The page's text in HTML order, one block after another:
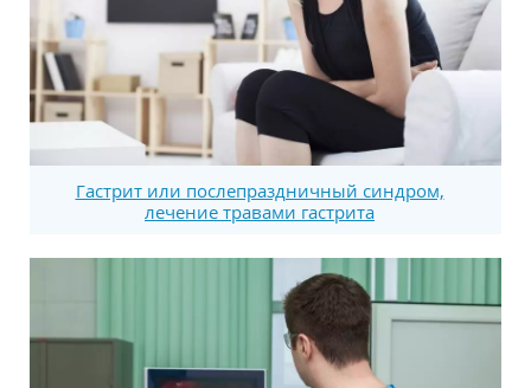
Гастрит или послепраздничный синдром,
лечение травами гастрита